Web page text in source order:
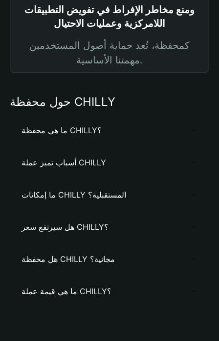
ومنع مخاطر الإفراط في تفويض التطبيقات
اللامركزية وعمليات الاحتيال
كمحفظة، تُعد حماية أصول المستخدمين
مهمتنا الأساسية.
حول محفظة CHILLY
ما هي محفظة CHILLY؟
أسباب تميز عملة CHILLY
ما إمكانات CHILLY المستقبلية؟
هل سيرتفع سعر CHILLY؟
هل محفظة CHILLY مجانية؟
ما هي قيمة عملة CHILLY؟